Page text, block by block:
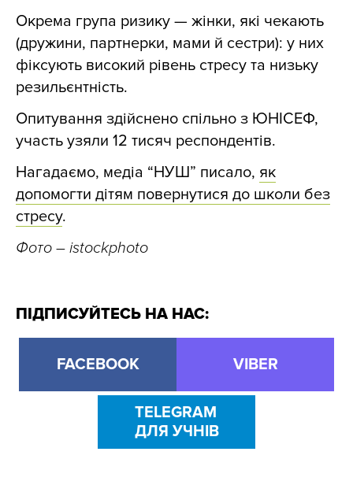
Окрема група ризику — жінки, які чекають
(дружини, партнерки, мами й сестри): у них
фіксують високий рівень стресу та низьку
резильєнтність.
Опитування здійснено спільно з ЮНІСЕФ,
участь узяли 12 тисяч респондентів.
Нагадаємо, медіа “НУШ” писало, як
допомогти дітям повернутися до школи без
стресу.
Фото – istockphoto
ПІДПИСУЙТЕСЬ НА НАС:
FACEBOOK VIBER
TELEGRAM
ДЛЯ УЧНІВ